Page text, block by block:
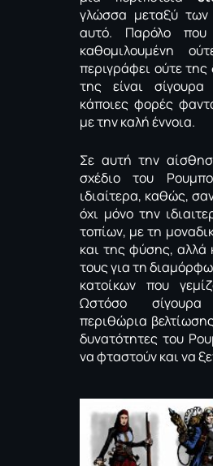
γλώσσα μεταξύ των
αυτό. Παρόλο που
καθομιλουμένη
περιγράφει ούτε της
της είναι
κάποιες φορές
με την καλή έννοια.
Σε αυτή την
σχέδιο του
ιδιαίτερα, καθώς,
όχι μόνο την
τοπίων, με τη
και της φύσης, αλλά
τους για τη
κατοίκων που
Ωστόσο
περιθώρια
δυνατότητες του
να φταστούν και να